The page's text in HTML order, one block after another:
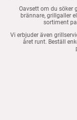
Oavsett om du söker
brännare, grillgaller
sortiment
Vi erbjuder även
året runt. Beställ